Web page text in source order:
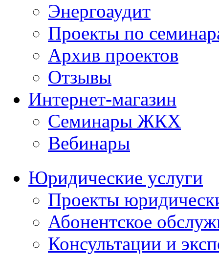
Энергоаудит
Проекты по
Архив проектов
Отзывы
Интернет-магазин
Семинары ЖКХ
Вебинары
Юридические услуги
Проекты
Абонентское
Консультации и